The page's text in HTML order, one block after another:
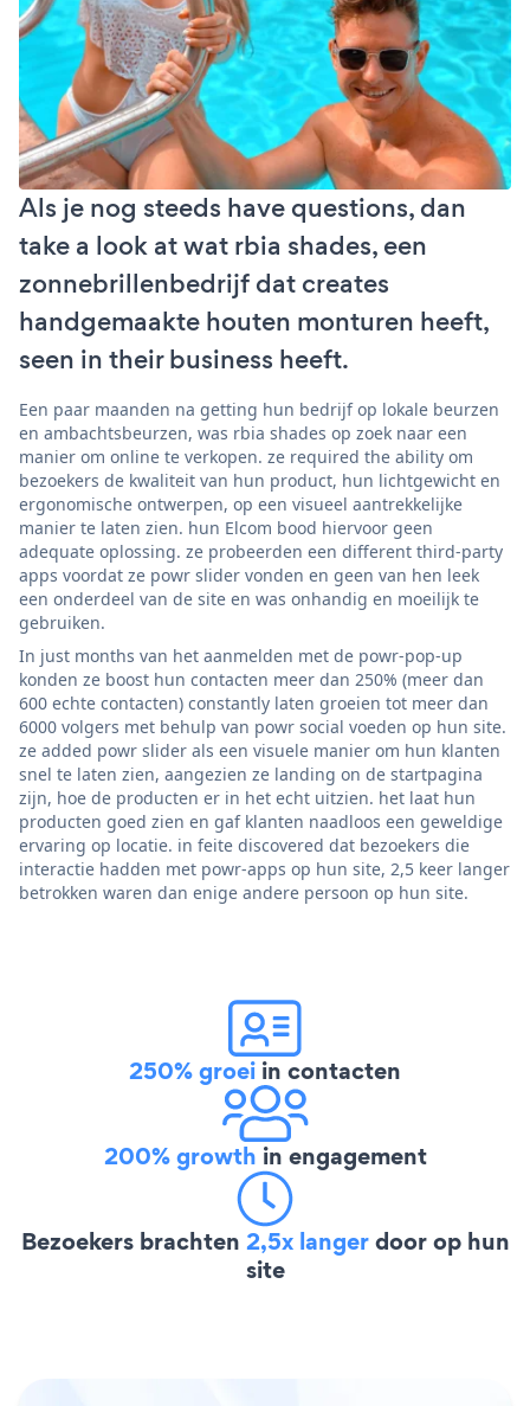
Als je nog steeds have questions, dan
take a look at wat rbia shades, een
zonnebrillenbedrijf dat creates
handgemaakte houten monturen heeft,
seen in their business heeft.
Een paar maanden na getting hun bedrijf op lokale beurzen
en ambachtsbeurzen, was rbia shades op zoek naar een
manier om online te verkopen. ze required the ability om
bezoekers de kwaliteit van hun product, hun lichtgewicht en
ergonomische ontwerpen, op een visueel aantrekkelijke
manier te laten zien. hun Elcom bood hiervoor geen
adequate oplossing. ze probeerden een different third-party
apps voordat ze powr slider vonden en geen van hen leek
een onderdeel van de site en was onhandig en moeilijk te
gebruiken.
In just months van het aanmelden met de powr-pop-up
konden ze boost hun contacten meer dan 250% (meer dan
600 echte contacten) constantly laten groeien tot meer dan
6000 volgers met behulp van powr social voeden op hun site.
ze added powr slider als een visuele manier om hun klanten
snel te laten zien, aangezien ze landing on de startpagina
zijn, hoe de producten er in het echt uitzien. het laat hun
producten goed zien en gaf klanten naadloos een geweldige
ervaring op locatie. in feite discovered dat bezoekers die
interactie hadden met powr-apps op hun site, 2,5 keer langer
betrokken waren dan enige andere persoon op hun site.
250% groei in contacten
200% growth in engagement
Bezoekers brachten 2,5x langerdoor op hun
site